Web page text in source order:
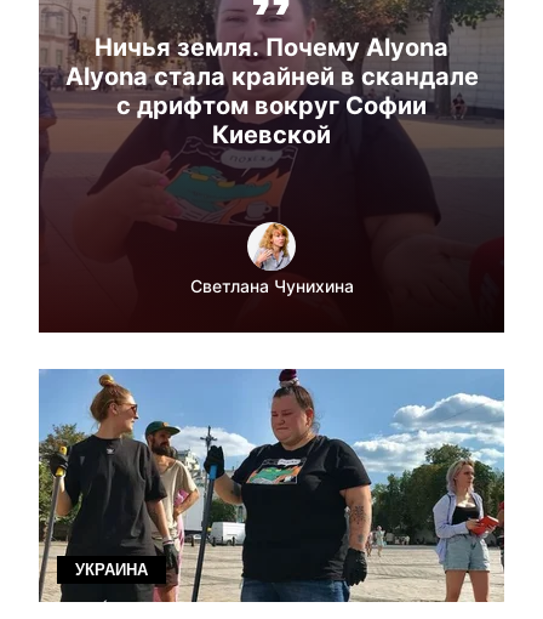
Ничья земля. Почему Alyona
Alyona стала крайней в скандале
с дрифтом вокруг Софии
Киевской
Светлана Чунихина
УКРАИНА